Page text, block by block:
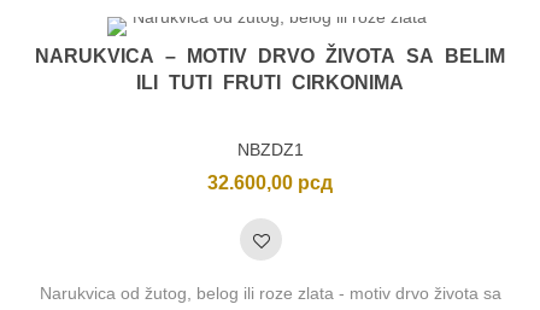
NARUKVICA – MOTIV DRVO ŽIVOTA SA BELIM
ILI TUTI FRUTI CIRKONIMA
NBZDZ1
32.600,00 рсд
Narukvica od žutog, belog ili roze zlata - motiv drvo života sa